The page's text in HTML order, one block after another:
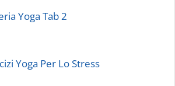
Yoga Tab 2
Yoga Per Lo Stress